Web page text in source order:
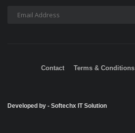
Contact Terms & Conditions
Developed by - Softechx IT Solution